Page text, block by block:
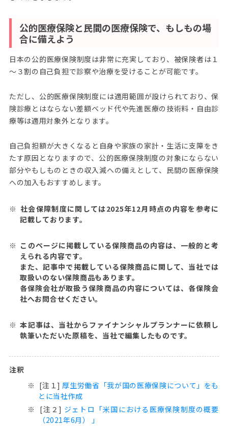
公的医療保険と民間の医療保険で、もしもの場
合に備えよう
日本の公的医療保険制度は非常に充実しており、被保険者は１
～３割の自己負担で診察や治療を受けることが可能です。
ただし、公的医療保険制度には適用範囲が設けられており、保
険診療とはならない差額ベッド代や先進医療の技術料・自由診
療等は適用対象外となります。
自己負担額が大きくなると自身や家族の家計・生活に支障をき
たす原因となりますので、公的医療保険制度の対象にならない
部分やもしものときの収入減への備えとして、民間の医療保険
への加入もおすすめします。
社会保障制度に関しては2025年12月時点の内容を参考に
記載しております。
このページに掲載している保険商品の内容は、一般的と考
えられる内容です。
また、記事中で掲載している保険商品に関して、当社では
取扱いのない保険商品もあります。
各保険会社が取扱う保険商品の内容については、各保険会
社へお問合せください。
本記事は、当社からファイナンシャルプランナーに依頼し
執筆いただいた原稿を、当社で編集したものです。
注釈
[注１] 厚生労働省「我が国の医療保険について」をも
とに当社作成
[注２] ジェトロ「米国における医療保険制度の概要
（2021年6月） 」